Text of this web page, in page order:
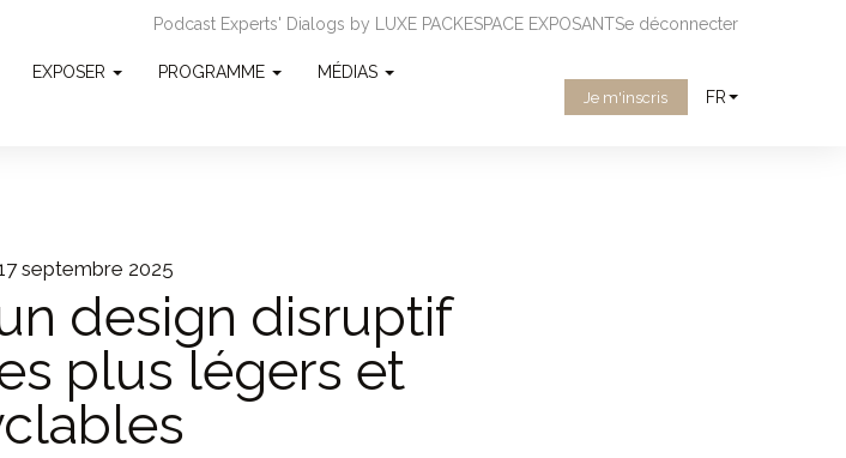
Podcast Experts' Dialogs by LUXE PACKESPACE EXPOSANTSe déconnecter
EXPOSER PROGRAMME MÉDIAS
Je m'inscris FR
17 septembre 2025
design disruptif
plus légers et